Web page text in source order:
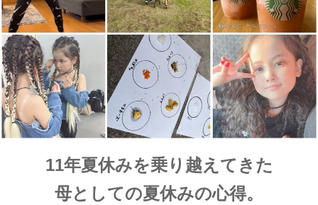
11年夏休みを乗り越えてきた
母としての夏休みの心得。